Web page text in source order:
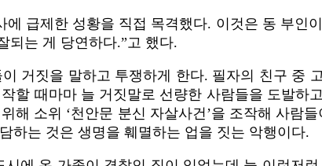
급제한 성황을 직접 목격했다. 이것은 동 부인
되는 게 당연하다.”고 했다.
거짓을 말하고 투쟁하게 한다. 필자의 친구 중
할 때마마 늘 거짓말로 선량한 사람들을 도발
해 소위 ‘천안문 분신 자살사건’을 조작해 사람
하는 것은 생명을 훼멸하는 업을 짓는 악행이다.